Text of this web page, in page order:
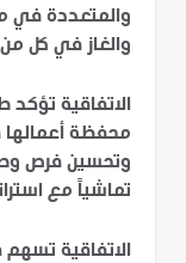
والمتعددة في
والغاز في كل من
الاتفاقية
محفظة أعمالها
وتحسين فرص
تماشياً مع استراتيجيتها
الاتفاقية تسهم